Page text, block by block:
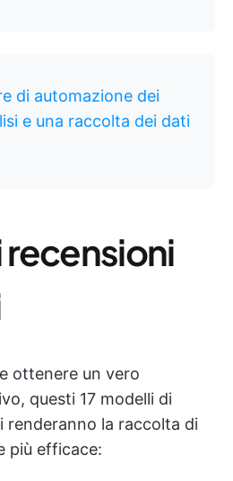
di automazione dei
e una raccolta dei dati
ottenere un vero
questi 17 modelli di
renderanno la raccolta di
più efficace: